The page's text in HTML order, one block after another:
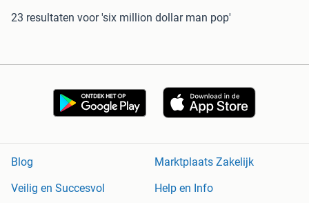
23 resultaten voor 'six million dollar man pop'
Blog
Marktplaats Zakelijk
Veilig en Succesvol
Help en Info